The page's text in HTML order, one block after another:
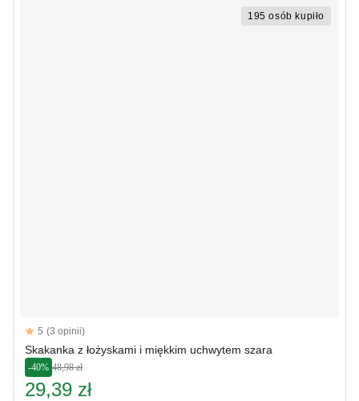
195 osób kupiło
Reviews
5 out of 5 stars
5 (3 opinii)
Skakanka z łożyskami i miękkim uchwytem szara
-40% 48,98 zł
29,39 zł